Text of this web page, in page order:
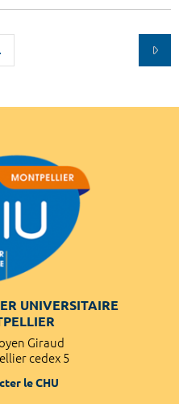
UNIVERSITAIRE
Giraud
cedex 5
le CHU